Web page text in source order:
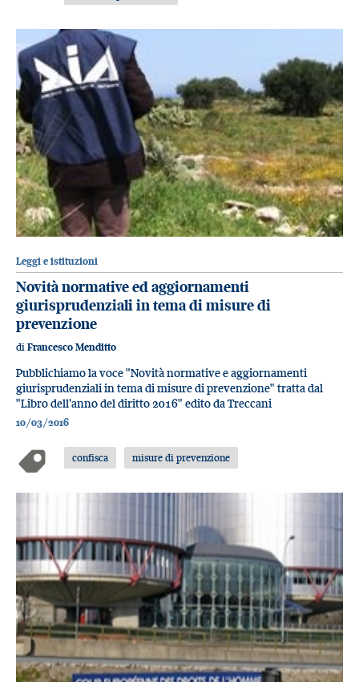
Leggi e istituzioni
Novità normative ed aggiornamenti
giurisprudenziali in tema di misure di
prevenzione
di Francesco Menditto
Pubblichiamo la voce "Novità normative e aggiornamenti
giurisprudenziali in tema di misure di prevenzione" tratta dal
"Libro dell'anno del diritto 2016" edito da Treccani
10/03/2016
confisca misure di prevenzione